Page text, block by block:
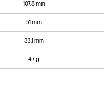
107.8 mm
51 mm
33.1 mm
47 g